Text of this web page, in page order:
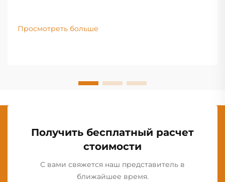
Просмотреть больше
Получить бесплатный расчет
стоимости
С вами свяжется наш представитель в
ближайшее время.